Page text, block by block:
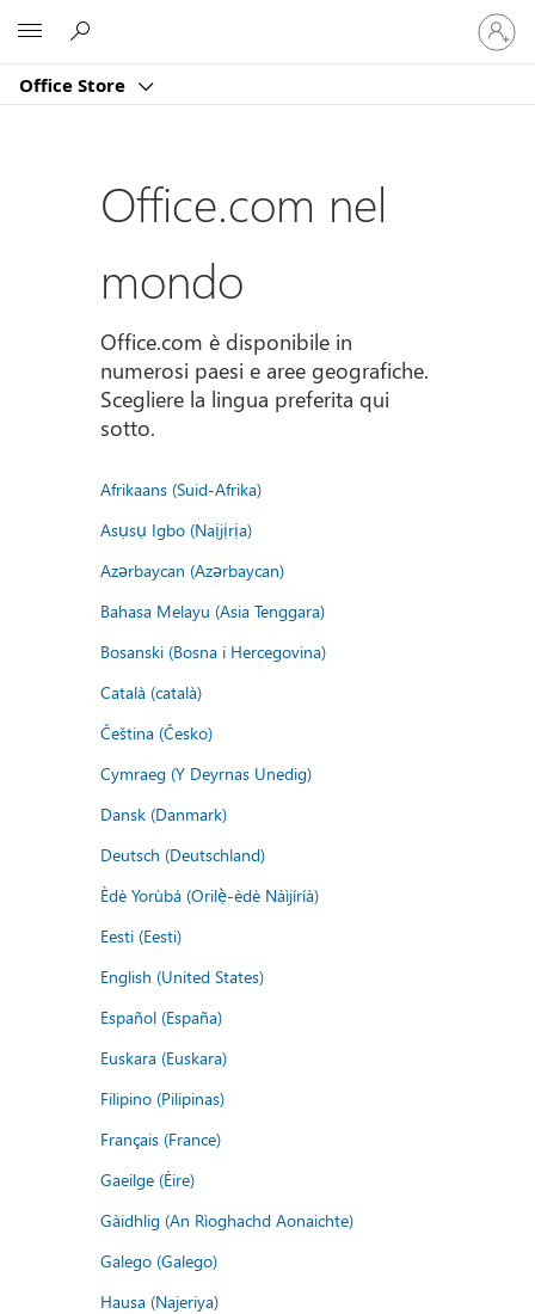
Office Store
Accedi
con
il
account
Office.com nel
mondo
Office.com è disponibile in
numerosi paesi e aree geografiche.
Scegliere la lingua preferita qui
sotto.
Afrikaans (Suid-Afrika)
Asụsụ Igbo (Naịjịrịa)
Azərbaycan (Azərbaycan)
Bahasa Melayu (Asia Tenggara)
Bosanski (Bosna i Hercegovina)
Català (català)
Čeština (Česko)
Cymraeg (Y Deyrnas Unedig)
Dansk (Danmark)
Deutsch (Deutschland)
Èdè Yorùbá (Orilẹ̀-èdè Nàìjíríà)
Eesti (Eesti)
English (United States)
Español (España)
Euskara (Euskara)
Filipino (Pilipinas)
Français (France)
Gaeilge (Éire)
Gàidhlig (An Rìoghachd Aonaichte)
Galego (Galego)
Hausa (Najeriya)